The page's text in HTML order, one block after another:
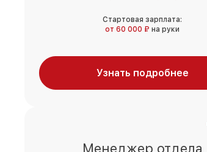
Стартовая зарплата:
от 60 000 ₽ на руки
Узнать подробнее
Менеджер отдела